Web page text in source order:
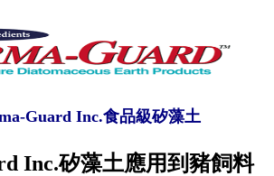
Guard Inc.食品級矽藻土
Inc.矽藻土應用到豬飼料